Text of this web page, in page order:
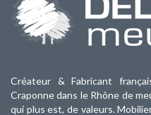
Créateur & Fabricant
Craponne dans le Rhône de
qui plus est, de valeurs.